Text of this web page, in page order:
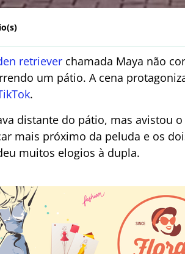
retriever chamada Maya não
um pátio. A cena
.
distante do pátio, mas avistou
mais próximo da peluda e os
muitos elogios à dupla.